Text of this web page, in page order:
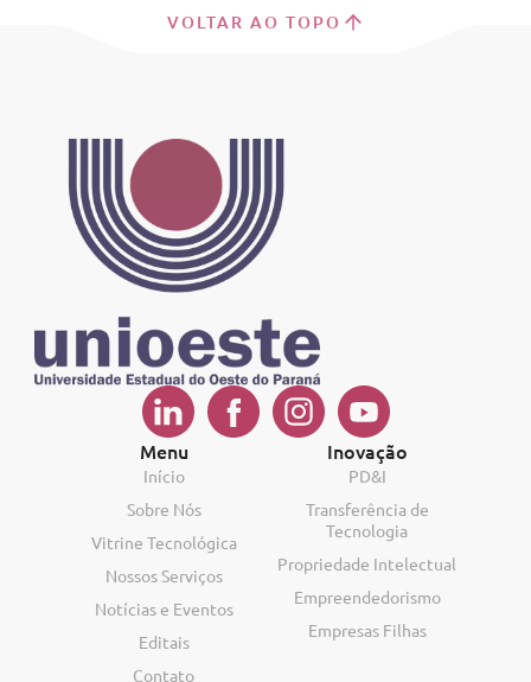
VOLTAR AO TOPO
Menu
Início
Sobre Nós
Vitrine Tecnológica
Nossos Serviços
Notícias e Eventos
Editais
Contato
Inovação
PD&I
Transferência de
Tecnologia
Propriedade Intelectual
Empreendedorismo
Empresas Filhas